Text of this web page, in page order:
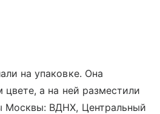
на упаковке. Она
цвете, а на ней разместили
Москвы: ВДНХ, Центральный